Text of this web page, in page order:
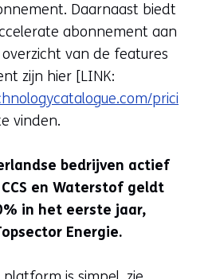
Daarnaast biedt
abonnement aan
van de features
zijn hier [LINK:
prici
vinden.
bedrijven actief
en Waterstof geldt
in het eerste jaar,
Energie.